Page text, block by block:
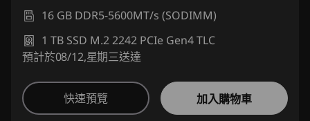
16 GB DDR5-5600MT/s (SODIMM)
1 TB SSD M.2 2242 PCIe Gen4 TLC
預計於08/12,星期三送達
快速預覽 加入購物車